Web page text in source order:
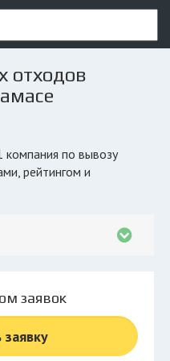
отходов
рейтингом и
заявок